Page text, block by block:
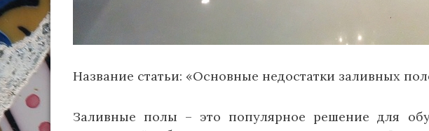
Название статьи: «Основные недостатки заливных
Заливные полы – это популярное решение для